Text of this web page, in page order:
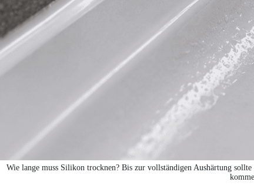
Wie lange muss Silikon trocknen? Bis zur vollständigen Aushärtung